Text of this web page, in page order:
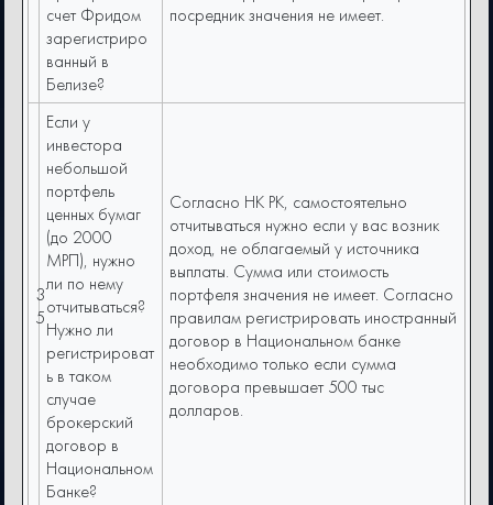
счет Фридом
зарегистриро
ванный в
Белизе?
посредник значения не имеет.
3
5
Если у
инвестора
небольшой
портфель
ценных бумаг
(до 2000
МРП), нужно
ли по нему
отчитываться?
Нужно ли
регистрироват
ь в таком
случае
брокерский
договор в
Национальном
Банке?
Согласно НК РК, самостоятельно
отчитываться нужно если у вас возник
доход, не облагаемый у источника
выплаты. Сумма или стоимость
портфеля значения не имеет. Согласно
правилам регистрировать иностранный
договор в Национальном банке
необходимо только если сумма
договора превышает 500 тыс
долларов.